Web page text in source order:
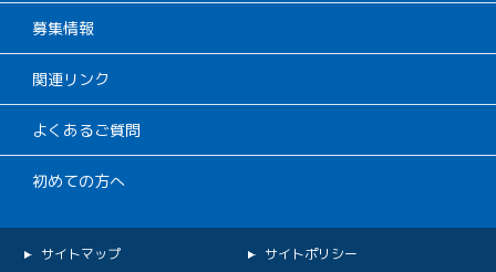
募集情報
関連リンク
よくあるご質問
初めての方へ
サイトマップ サイトポリシー